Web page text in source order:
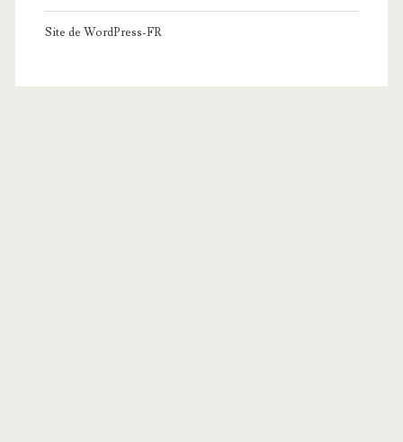
Site de WordPress-FR